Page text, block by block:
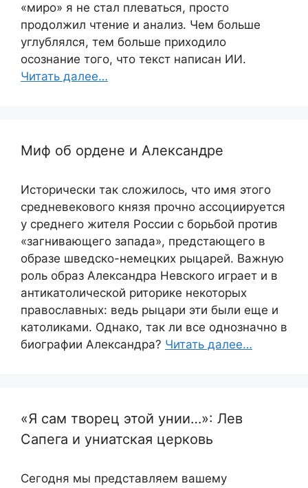
«миро» я не стал плеваться, просто
продолжил чтение и анализ. Чем больше
углублялся, тем больше приходило
осознание того, что текст написан ИИ.
Читать далее…
Миф об ордене и Александре
Исторически так сложилось, что имя этого
средневекового князя прочно ассоциируется
у среднего жителя России с борьбой против
«загнивающего запада», предстающего в
образе шведско-немецких рыцарей. Важную
роль образ Александра Невского играет и в
антикатолической риторике некоторых
православных: ведь рыцари эти были еще и
католиками. Однако, так ли все однозначно в
биографии Александра? Читать далее…
«Я сам творец этой унии…»: Лев
Сапега и униатская церковь
Сегодня мы представляем вашему